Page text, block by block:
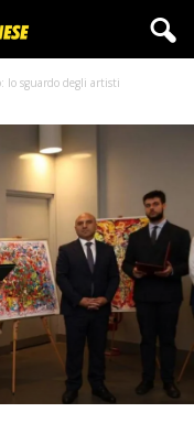
lo sguardo degli artisti